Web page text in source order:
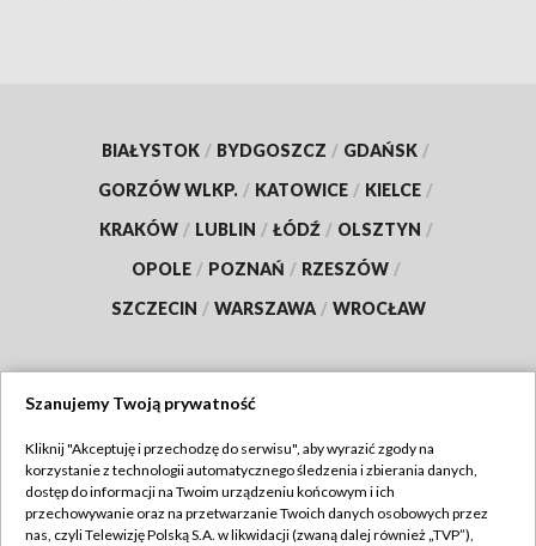
BIAŁYSTOK / BYDGOSZCZ / GDAŃSK /
GORZÓW WLKP. / KATOWICE / KIELCE /
KRAKÓW / LUBLIN / ŁÓDŹ / OLSZTYN /
OPOLE / POZNAŃ / RZESZÓW /
SZCZECIN / WARSZAWA / WROCŁAW
TVP
Abonament TVP
Regulamin TVP
Szanujemy Twoją prywatność
Kliknij "Akceptuję i przechodzę do serwisu", aby wyrazić zgody na
korzystanie z technologii automatycznego śledzenia i zbierania danych,
dostęp do informacji na Twoim urządzeniu końcowym i ich
przechowywanie oraz na przetwarzanie Twoich danych osobowych przez
nas, czyli Telewizję Polską S.A. w likwidacji (zwaną dalej również „TVP”),